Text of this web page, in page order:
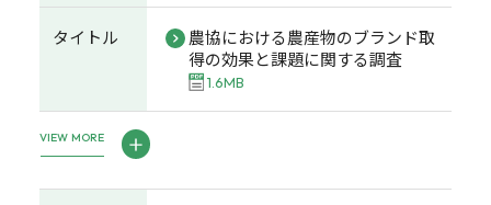
タイトル
農協における農産物のブランド取
得の効果と課題に関する調査
1.6MB
VIEW MORE